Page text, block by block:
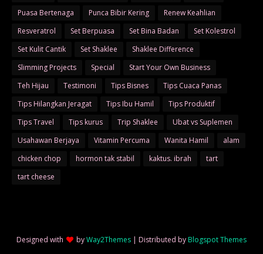
Puasa Bertenaga
Punca Bibir Kering
Renew Keahlian
Resveratrol
Set Berpuasa Set Bina Badan
Set Kolestrol
Set Kulit Cantik
Set Shaklee
Shaklee Difference
Slimming Projects
Special
Start Your Own Business
Teh Hijau
Testimoni Tips Bisnes
Tips Cuaca Panas
Tips Hilangkan Jeragat
Tips Ibu Hamil
Tips Produktif
Tips Travel
Tips kurus Trip Shaklee
Ubat vs Suplemen
Usahawan Berjaya
Vitamin Percuma Wanita Hamil
alam
chicken chop
hormon tak stabil kaktus. ibrah
tart
tart cheese
Designed with byWay2Themes | Distributed by Blogspot Themes